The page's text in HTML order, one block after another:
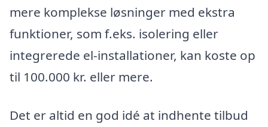
mere komplekse løsninger med ekstra
funktioner, som f.eks. isolering eller
integrerede el-installationer, kan koste op
til 100.000 kr. eller mere.
Det er altid en god idé at indhente tilbud